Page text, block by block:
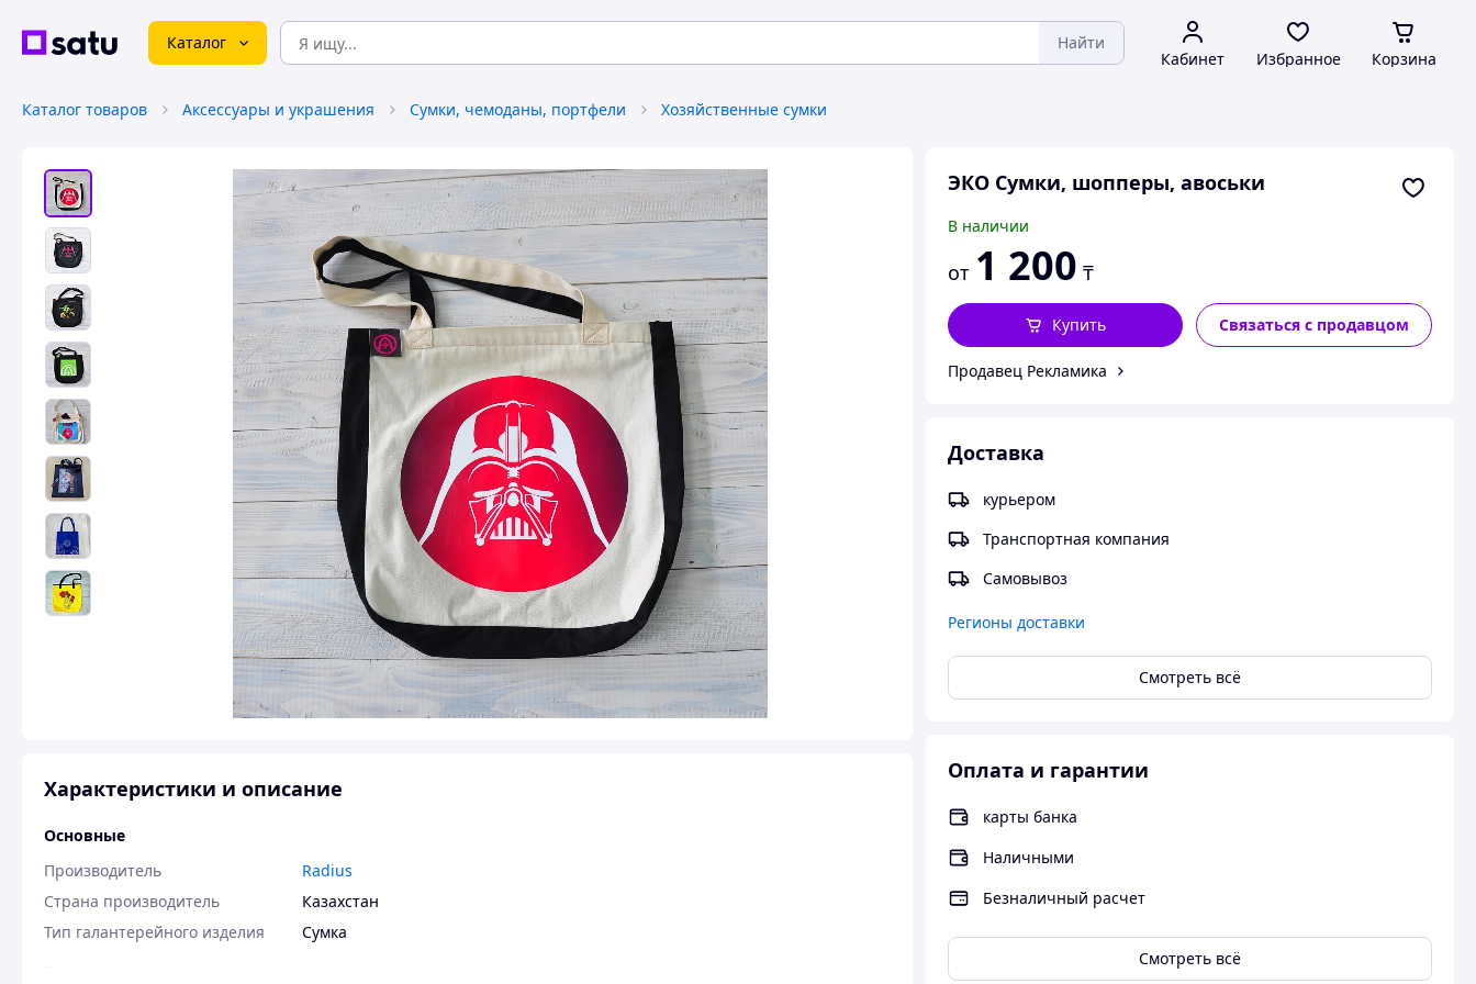
Каталог Найти
Кабинет Избранное Корзина
Каталог товаров Аксессуары и украшения Сумки, чемоданы, портфели Хозяйственные сумки
ЭКО Сумки, шопперы, авоськи
В наличии
от 1 200 ₸
Купить Связаться с продавцом
Продавец Рекламика
Доставка
курьером
Транспортная компания
Самовывоз
Регионы доставки
Смотреть всё
Оплата и гарантии
карты банка
Наличными
Безналичный расчет
Смотреть всё
Характеристики и описание
Основные
Производитель
Radius
Страна производитель
Казахстан
Тип галантерейного изделия
Сумка